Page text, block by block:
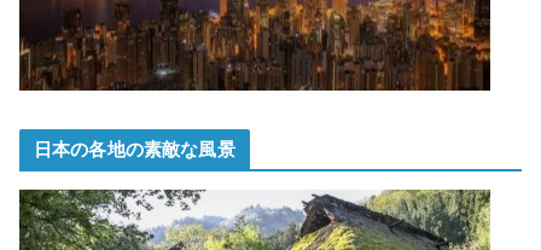
日本の各地の素敵な風景